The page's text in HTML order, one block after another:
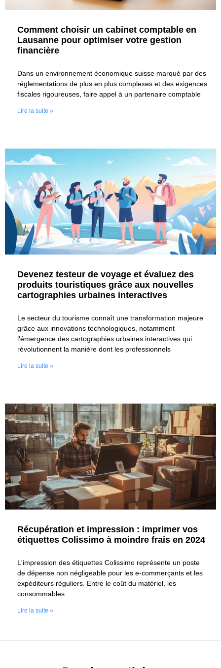
Comment choisir un cabinet comptable en
Lausanne pour optimiser votre gestion
financière
Dans un environnement économique suisse marqué par des
réglementations de plus en plus complexes et des exigences
fiscales rigoureuses, faire appel à un partenaire comptable
Lire la suite »
Devenez testeur de voyage et évaluez des
produits touristiques grâce aux nouvelles
cartographies urbaines interactives
Le secteur du tourisme connaît une transformation majeure
grâce aux innovations technologiques, notamment
l'émergence des cartographies urbaines interactives qui
révolutionnent la manière dont les professionnels
Lire la suite »
Récupération et impression : imprimer vos
étiquettes Colissimo à moindre frais en 2024
L'impression des étiquettes Colissimo représente un poste
de dépense non négligeable pour les e-commerçants et les
expéditeurs réguliers. Entre le coût du matériel, les
consommables
Lire la suite »